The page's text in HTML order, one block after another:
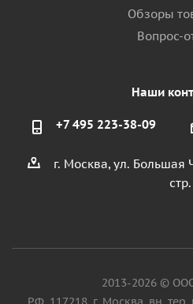
Обзоры
Вопрос-
Наши
+7 495 223-38-09
г. Москва, ул. Большая
2013-2026 ©